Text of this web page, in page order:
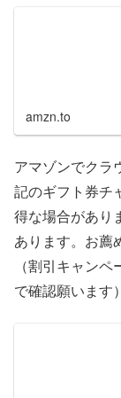
amzn.to
アマゾンでクラ
記のギフト券チ
得な場合があり
あります。お薦
（割引キャン
で確認願います）